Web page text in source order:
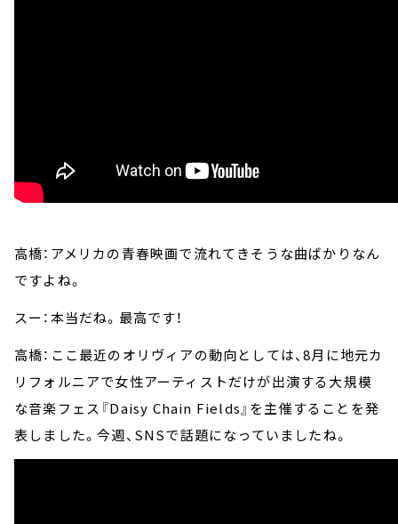
高橋：アメリカの青春映画で流れてきそうな曲ばかりなん
ですよね。
スー：本当だね。最高です！
高橋：ここ最近のオリヴィアの動向としては、8月に地元カ
リフォルニアで女性アーティストだけが出演する大規模
な音楽フェス『Daisy Chain Fields』を主催することを発
表しました。今週、SNSで話題になっていましたね。